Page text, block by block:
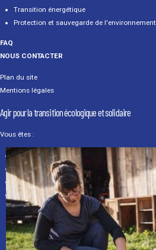
Transition énergétique
Protection et sauvegarde de l'environnement
FAQ
NOUS CONTACTER
Plan du site
Mentions légales
Agir pour la transition écologique et solidaire
Vous êtes :
Un particulier
Une association
Une entreprise
Un média